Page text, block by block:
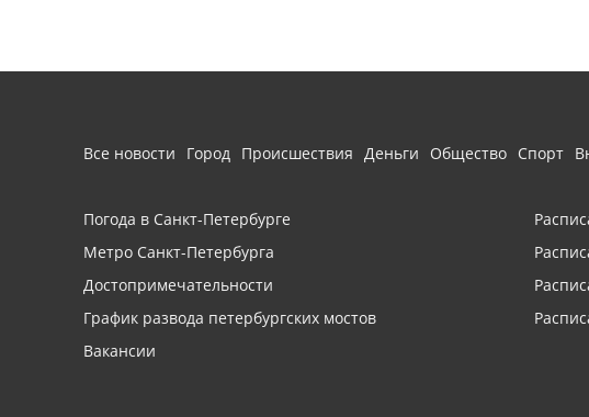
Все новости Город Происшествия Деньги Общество Спорт
Погода в Санкт-Петербурге
Метро Санкт-Петербурга
Достопримечательности
График развода петербургских мостов
Вакансии